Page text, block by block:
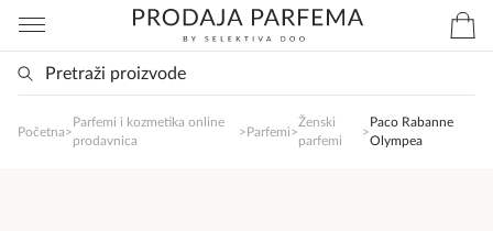
Početna>
Parfemi i kozmetika online
prodavnica
>Parfemi>
Ženski
parfemi
>
Paco Rabanne
Olympea
SlađanAi Asistent